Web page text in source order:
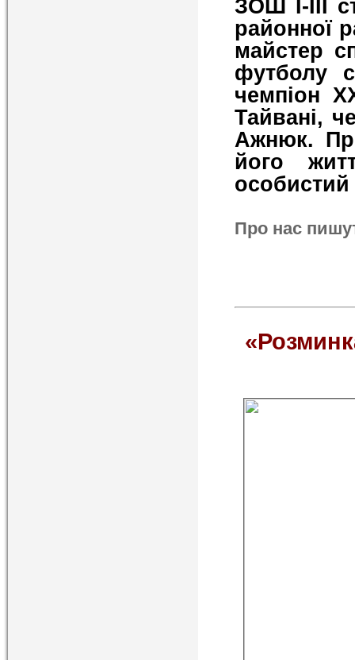
ЗОШ І-ІІІ
районної
майстер
футболу
чемпіон
Тайвані,
Ажнюк.
його
особистий
Про нас